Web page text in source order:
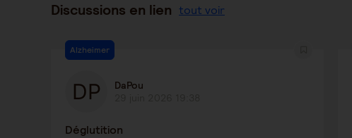
Discussions en lien tout voir
Alzheimer
DaPou
Déglutition